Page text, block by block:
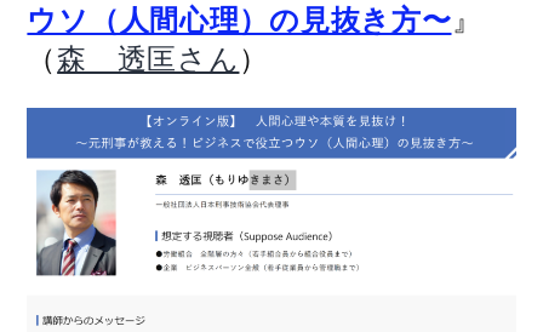
ウソ（人間心理）の見抜き方〜』
（森 透匡さん ）